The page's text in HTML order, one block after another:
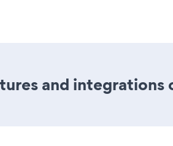
and integrations